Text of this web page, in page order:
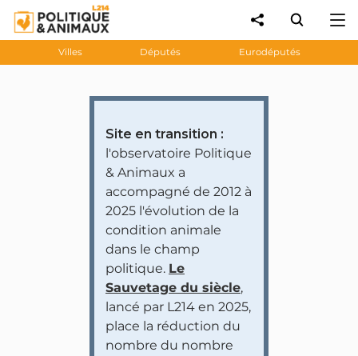
Villes Députés Eurodéputés
Site en transition :
l'observatoire Politique
& Animaux a
accompagné de 2012 à
2025 l'évolution de la
condition animale
dans le champ
politique. Le
Sauvetage du siècle,
lancé par L214 en 2025,
place la réduction du
nombre du nombre